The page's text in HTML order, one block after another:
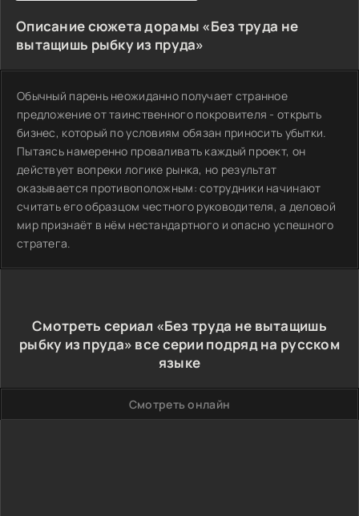
Описание сюжета дорамы «Без труда не
вытащишь рыбку из пруда»
Обычный парень неожиданно получает странное
предложение от таинственного покровителя - открыть
бизнес, который по условиям обязан приносить убытки.
Пытаясь намеренно проваливать каждый проект, он
действует вопреки логике рынка, но результат
оказывается противоположным: сотрудники начинают
считать его образцом честного руководителя, а деловой
мир признаёт в нём нестандартного и опасно успешного
стратега.
Смотреть сериал «Без труда не вытащишь
рыбку из пруда» все серии подряд на русском
языке
Смотреть онлайн